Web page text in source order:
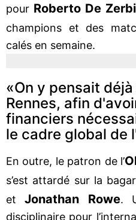
pour Roberto De Zerbi
champions et des
calés en semaine.
«On y pensait
Rennes, afin
financiers
le cadre global de
En outre, le patron de l’
s’est attardé sur la
etJonathan Rowe.
disciplinaire pour